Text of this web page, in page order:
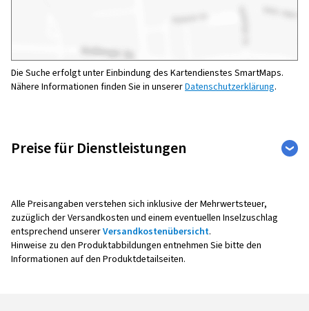
Die Suche erfolgt unter Einbindung des Kartendienstes SmartMaps.
Nähere Informationen finden Sie in unsererDatenschutzerklärung.
Preise für Dienstleistungen
Reifenmontage
Alle Preisangaben verstehen sich inklusive der Mehrwertsteuer,
zuzüglich der Versandkosten und einem eventuellen Inselzuschlag
entsprechend unsererVersandkostenübersicht.
Hinweise zu den Produktabbildungen entnehmen Sie bitte den
Informationen auf den Produktdetailseiten.